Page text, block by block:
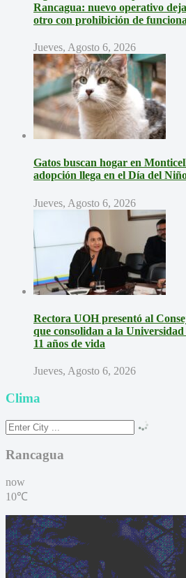
Rancagua: nuevo operativo
otro con prohibición de
Jueves, Agosto 6, 2026
Gatos buscan hogar en
adopción llega en el Día del
Jueves, Agosto 6, 2026
Rectora UOH presentó al
que consolidan a la
11 años de vida
Jueves, Agosto 6, 2026
Clima
Rancagua
now
10℃